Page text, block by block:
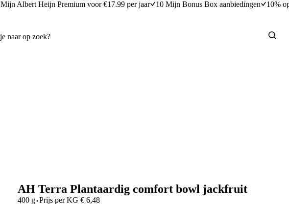
Mijn Albert Heijn Premium voor €17.99 per jaar 10 Mijn Bonus Box aanbiedingen 10%
AH Terra Plantaardig comfort bowl jackfruit
400 g·Prijs per KG € 6,48